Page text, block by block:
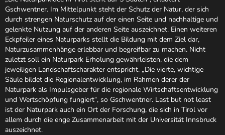
Gschwentner. Im Mittelpunkt steht der Schutz der Natur, der sich
durch strengen Naturschutz auf der einen Seite und nachhaltige und
gelenkte Nutzung auf der anderen Seite auszeichnet. Einen weiteren
Eckpfeiler eines Naturparks stellt die Bildung mit dem Ziel dar,
Naturzusammenhänge erlebbar und begreifbar zu machen. Nicht
zuletzt soll ein Naturpark Erholung gewährleisten, die dem
jeweiligen Landschaftscharakter entspricht. „Die vierte, wichtige
Säule bildet die Regionalentwicklung, im Rahmen derer der
Naturpark als Impulsgeber für die regionale Wirtschaftsentwicklung
und Wertschöpfung fungiert“, so Gschwentner. Last but not least
ist der Naturpark auch ein Ort der Forschung, die sich in Tirol vor
allem durch die enge Zusammenarbeit mit der Universität Innsbruck
auszeichnet.